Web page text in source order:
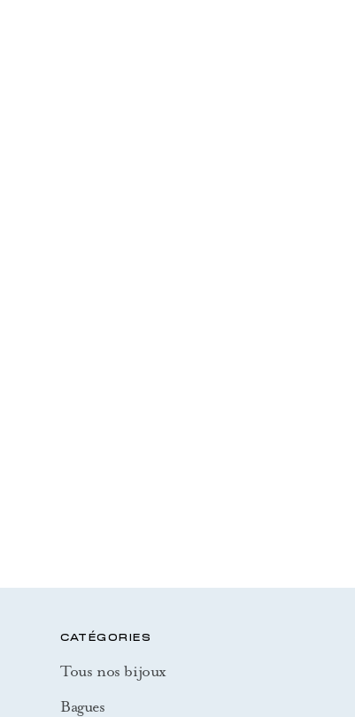
CATÉGORIES
Tous nos bijoux
Bagues